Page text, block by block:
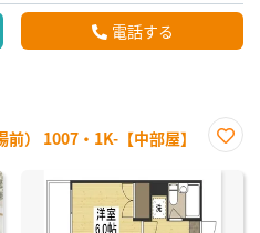
電話する
） 1007・1K-【中部屋】
に入